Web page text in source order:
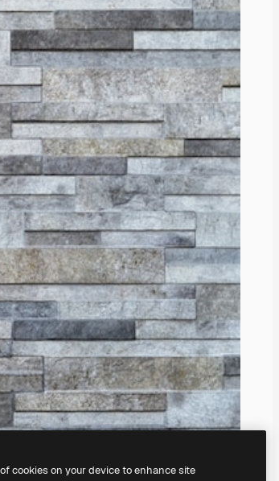
cookies on your device to enhance site